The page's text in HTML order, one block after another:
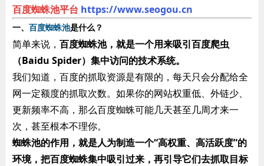
百度蜘蛛池平台 https://www.seogou.cn
一、 百度蜘蛛池是什么？
简单来说， 百度蜘蛛池，就是一个用来吸引百度爬虫
（Baidu Spider）集中访问的技术系统。
我们知道，百度的抓取资源是有限的，每天只会分配给全
网一定额度的抓取次数。如果你的网站权重低、外链少、
更新频率不高，那么百度蜘蛛可能几天甚至几周才来一
次，甚至根本不理你。
蜘蛛池的作用，就是人为制造一个“高权重、高活跃度”的
环境，把百度蜘蛛集中吸引过来，再引导它们去抓取目标